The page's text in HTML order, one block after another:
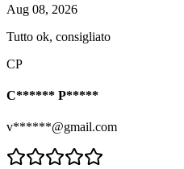
Aug 08, 2026
Tutto ok, consigliato
CP
C****** P*****
v******@gmail.com